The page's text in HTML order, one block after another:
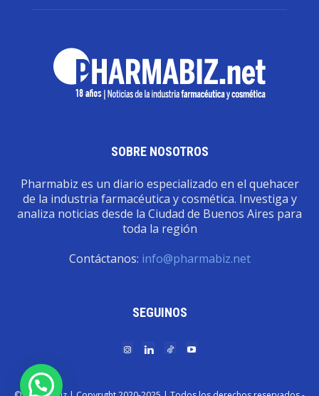
SOBRE NOSOTROS
Pharmabiz es un diario especializado en el quehacer
de la industria farmacéutica y cosmética. Investiga y
analiza noticias desde la Ciudad de Buenos Aires para
toda la región
Contáctanos: info@pharmabiz.net
SEGUINOS